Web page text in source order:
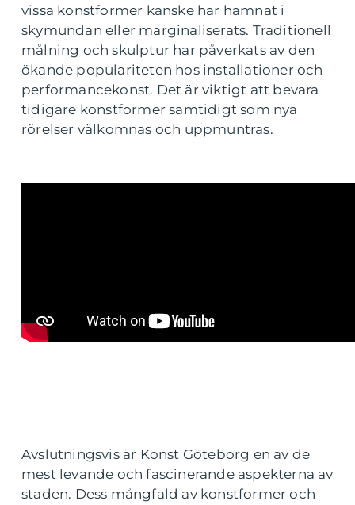
vissa konstformer kanske har hamnat i
skymundan eller marginaliserats. Traditionell
målning och skulptur har påverkats av den
ökande populariteten hos installationer och
performancekonst. Det är viktigt att bevara
tidigare konstformer samtidigt som nya
rörelser välkomnas och uppmuntras.
Avslutningsvis är Konst Göteborg en av de
mest levande och fascinerande aspekterna av
staden. Dess mångfald av konstformer och